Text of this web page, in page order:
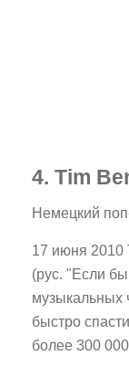
4. Tim
Немецкий
17 июня 2010
(рус. "Если
музыкальных
быстро
более 300